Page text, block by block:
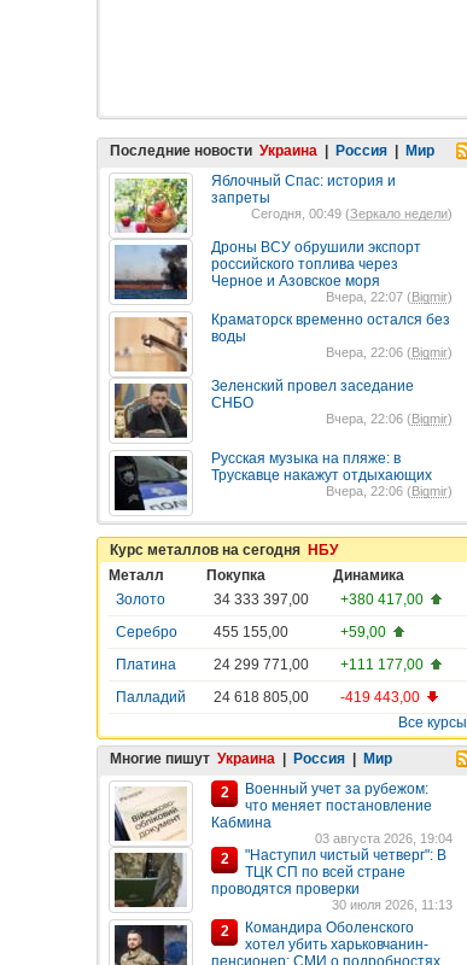
Последние новости Украина Россия
Мир
Яблочный Спас: история и
запреты
Сегодня, 00:49 (Зеркало недели)
Дроны ВСУ обрушили экспорт
российского топлива через
Черное и Азовское моря
Вчера, 22:07 (Bigmir)
Краматорск временно остался без
воды
Вчера, 22:06 (Bigmir)
Зеленский провел заседание
СНБО
Вчера, 22:06 (Bigmir)
Русская музыка на пляже: в
Трускавце накажут отдыхающих
Вчера, 22:06 (Bigmir)
Курс металлов на сегодня НБУ
Металл
Покупка
Динамика
Золото
34 333 397,00
+380 417,00
Серебро
455 155,00
+59,00
Платина
24 299 771,00
+111 177,00
Палладий
24 618 805,00
-419 443,00
Все курсы
Многие пишут Украина Россия
Мир
2
Военный учет за рубежом:
что меняет постановление
Кабмина
03 августа 2026, 19:04
2
"Наступил чистый четверг": В
ТЦК СП по всей стране
проводятся проверки
30 июля 2026, 11:13
2
Командира Оболенского
хотел убить харьковчанин-
пенсионер: СМИ о подробностях